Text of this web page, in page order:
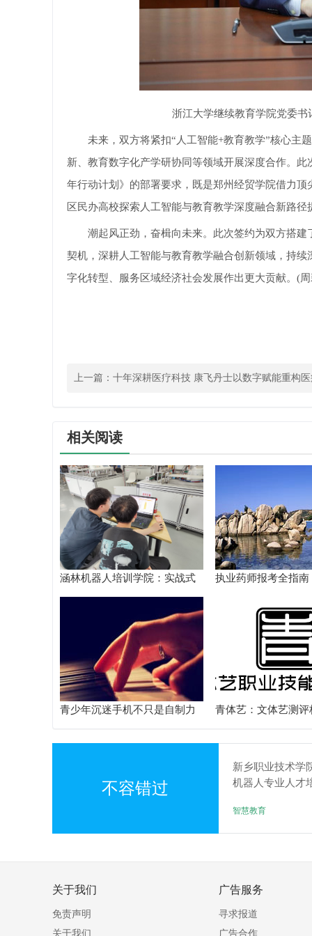
浙江大学继续教育学院党委
未来，双方将紧扣“人工智能+教育教学”核心主题
新、教育数字化产学研协同等领域开展深度合作。
年行动计划》的部署要求，既是郑州经贸学院借力
区民办高校探索人工智能与教育教学深度融合新路
潮起风正劲，奋楫向未来。此次签约为双方搭建
契机，深耕人工智能与教育教学融合创新领域，持
字化转型、服务区域经济社会发展作出更大贡献。(
上一篇： 十年深耕医疗科技 康飞丹士以数字赋能重构
相关阅读
涵林机器人培训学院：实战式
教学如何炼成
执业药师报考全指
青少年沉迷手机不只是自制力
根源
青体艺：文体艺测
不容错过
新乡职业技术学
机器人专业人才
智慧教育
关于我们
免责声明
关于我们
广告服务
寻求报道
广告合作